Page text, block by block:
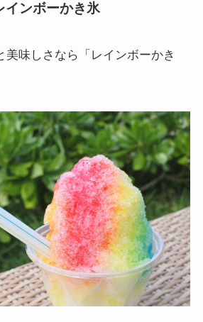
ンボーかき氷
美味しさなら「 レインボーかき